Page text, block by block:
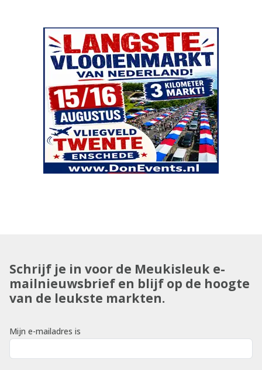
Schrijf je in voor de Meukisleuk e-
mailnieuwsbrief en blijf op de hoogte
van de leukste markten.
Mijn e-mailadres is